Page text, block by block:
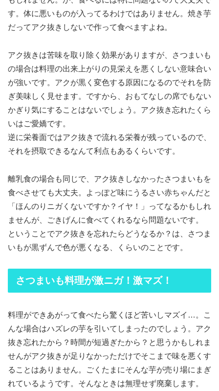
す。体に悪いものが入ってるわけではありません。焼き芋
だってアク抜きしないで作って食べますよね。
アク抜きは苦味を取り除く効果がありますが、さつまいも
の場合は料理の出来上がりの見栄えを悪くしない意味合い
が強いです。アクが黒く変色する原因になるのでそれを防
ぎ美味しく見せます。ですから、おもてなしの席でもない
かぎり気にすることはないでしょう。アク抜き忘れたくら
いはご愛嬌です。
逆に栄養面ではアク抜きで流れる栄養が残っているので、
それを摂取できるなんて利点もあるくらいです。
離乳食の場合も同じで、アク抜きしなかったさつまいもを
食べさせても大丈夫。よっぽど味にうるさい赤ちゃんだと
「ほんのりニガくないですか？イヤ！」ってなるかもしれ
ませんが、ごきげんに食べてくれるなら問題ないです。
ということでアク抜きを忘れたらどうなるか？は、さつま
いもが黒ずんで色が悪くなる、くらいのことです。
さつまいも料理が激ニガ！激マズ！
料理ができあがって食べたら驚くほど苦いしマズイ…。こ
んな場合はハズレの芋を引いてしまったのでしょう。アク
抜き忘れたから？時間が短過ぎたから？と思うかもしれま
せんがアク抜きが足りなかっただけでそこまで味を悪くす
ることはありません。ごくたまにそんな芋が売り場にまぎ
れているようです。そんなときは無理せず廃棄します。